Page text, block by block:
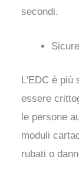
secondi.
L'EDC è più
essere
le persone
moduli
rubati o